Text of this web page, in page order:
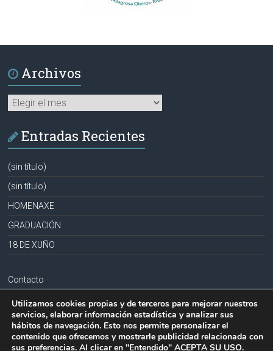
Archivos
Archivos
Entradas Recientes
(sin título)
(sin título)
HOMENAXE
GRADUACIÓN
18 DE XUÑO
Contacto
Aviso legal
Política de privacidad
Política de cookies
Utilizamos cookies propias y de terceros para mejorar nuestros
servicios, elaborar información estadística y analizar sus
hábitos de navegación. Esto nos permite personalizar el
contenido que ofrecemos y mostrarle publicidad relacionada con
sus preferencias. Al clicar en "Entendido" ACEPTA SU USO.